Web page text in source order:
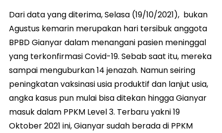
Dari data yang diterima, Selasa (19/10/2021), bukan
Agustus kemarin merupakan hari tersibuk anggota
BPBD Gianyar dalam menangani pasien meninggal
yang terkonfirmasi Covid-19. Sebab saat itu, mereka
sampai menguburkan 14 jenazah. Namun seiring
peningkatan vaksinasi usia produktif dan lanjut usia,
angka kasus pun mulai bisa ditekan hingga Gianyar
masuk dalam PPKM Level 3. Terbaru yakni 19
Oktober 2021 ini, Gianyar sudah berada di PPKM